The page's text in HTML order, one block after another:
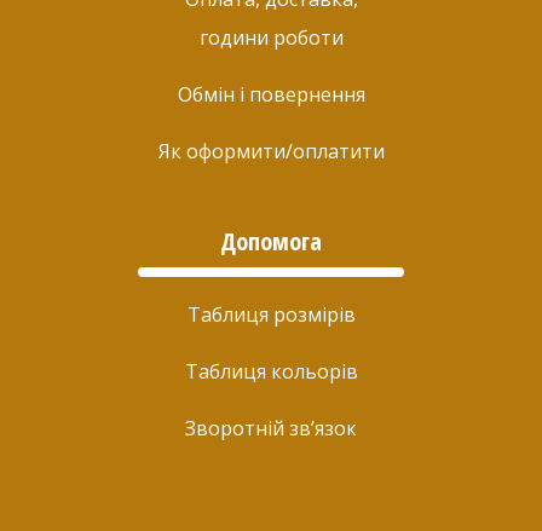
години роботи
Обмін і повернення
Як оформити/оплатити
Допомога
Таблиця розмірів
Таблиця кольорів
Зворотній зв’язок